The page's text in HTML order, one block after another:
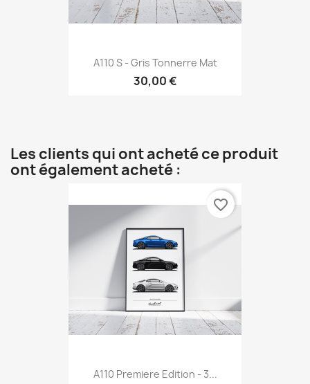
A110 S - Gris Tonnerre Mat
30,00 €
Les clients qui ont acheté ce produit
ont également acheté :
A110 Premiere Edition - 3...
favorite_border